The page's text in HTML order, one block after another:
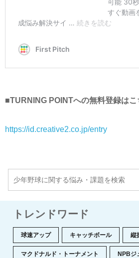
■TURNING POINTへの無料登録はこ
https://id.creative2.co.jp/entry
トレンドワード
球速アップ キャッチボール 縦
マクドナルド・トーナメント NPBジ